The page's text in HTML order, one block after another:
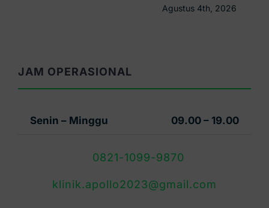
JAM OPERASIONAL
Senin – Minggu 09.00 – 19.00
0821-1099-9870
klinik.apollo2023@gmail.com